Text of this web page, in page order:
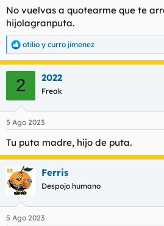
No vuelvas a quotearme que te
hijolagranputa.
R
e
a
e
:
otilio y curro jimenez
2 2022
Freak
5 Ago 2023
Tu puta madre, hijo de puta.
Ferris
Despojo humano
5 Ago 2023